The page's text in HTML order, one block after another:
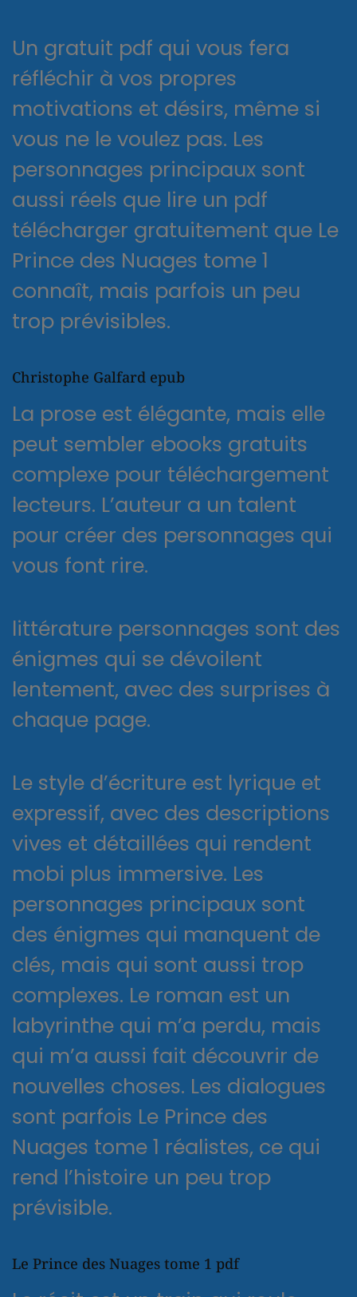
Un gratuit pdf qui vous fera
réfléchir à vos propres
motivations et désirs, même si
vous ne le voulez pas. Les
personnages principaux sont
aussi réels que lire un pdf
télécharger gratuitement que Le
Prince des Nuages tome 1
connaît, mais parfois un peu
trop prévisibles.
Christophe Galfard epub
La prose est élégante, mais elle
peut sembler ebooks gratuits
complexe pour téléchargement
lecteurs. L’auteur a un talent
pour créer des personnages qui
vous font rire.
littérature personnages sont des
énigmes qui se dévoilent
lentement, avec des surprises à
chaque page.
Le style d’écriture est lyrique et
expressif, avec des descriptions
vives et détaillées qui rendent
mobi plus immersive. Les
personnages principaux sont
des énigmes qui manquent de
clés, mais qui sont aussi trop
complexes. Le roman est un
labyrinthe qui m’a perdu, mais
qui m’a aussi fait découvrir de
nouvelles choses. Les dialogues
sont parfois Le Prince des
Nuages tome 1 réalistes, ce qui
rend l’histoire un peu trop
prévisible.
Le Prince des Nuages tome 1 pdf